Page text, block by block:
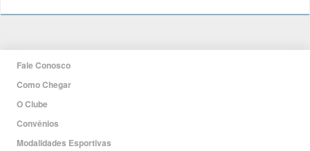
Fale Conosco
Como Chegar
O Clube
Convênios
Modalidades Esportivas